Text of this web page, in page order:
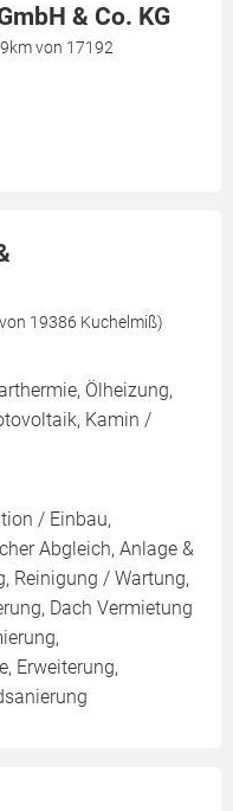
& Co. KG
von 17192
19386 Kuchelmiß)
Ölheizung,
Kamin /
/ Einbau,
Abgleich, Anlage &
Reinigung / Wartung,
Dach Vermietung
Erweiterung,